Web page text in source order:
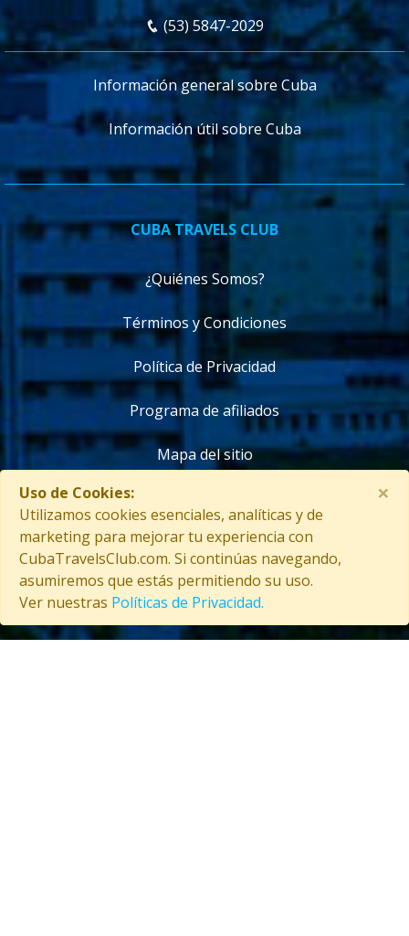
Uso de Cookies:
Utilizamos cookies esenciales, analíticas y de
marketing para mejorar tu experiencia con
CubaTravelsClub.com. Si continúas navegando,
asumiremos que estás permitiendo su uso.
Ver nuestras Políticas de Privacidad.
×
(53) 5847-2029
Información general sobre Cuba
Información útil sobre Cuba
CUBA TRAVELS CLUB
¿Quiénes Somos?
Términos y Condiciones
Política de Privacidad
Programa de afiliados
Mapa del sitio
Copyright © 2026 CubaTravelsClub. Todos los derechos reservados